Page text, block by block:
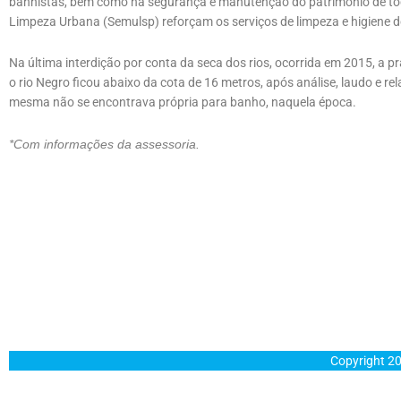
Limpeza Urbana (Semulsp) reforçam os serviços de limpeza e higiene
Na última interdição por conta da seca dos rios, ocorrida em 2015, a
o rio Negro ficou abaixo da cota de 16 metros, após análise, laudo e
mesma não se encontrava própria para banho, naquela época.
*Com informações da assessoria.
Copyright